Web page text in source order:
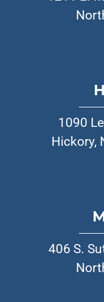
1090
Hickory,
406 S.